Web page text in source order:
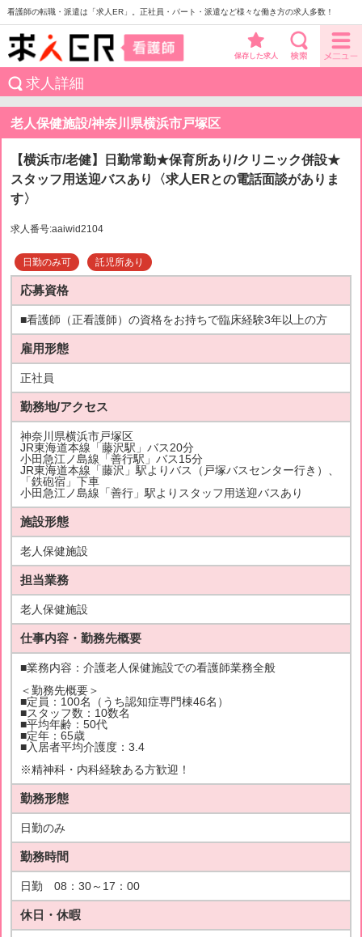
看護師の転職・派遣は「求人ER」。正社員・パート・派遣など様々な働き方の求人多数！
保存した求人
求人詳細
老人保健施設/神奈川県横浜市戸塚区
【横浜市/老健】日勤常勤★保育所あり/クリニック併設★
スタッフ用送迎バスあり〈求人ERとの電話面談がありま
す〉
求人番号:aaiwid2104
日勤のみ可 託児所あり
応募資格
■看護師（正看護師）の資格をお持ちで臨床経験3年以上の方
雇用形態
正社員
勤務地/アクセス
神奈川県横浜市戸塚区
JR東海道本線「藤沢駅」バス20分
小田急江ノ島線「善行駅」バス15分
JR東海道本線「藤沢」駅よりバス（戸塚バスセンター行き）、
「鉄砲宿」下車
小田急江ノ島線「善行」駅よりスタッフ用送迎バスあり
施設形態
老人保健施設
担当業務
老人保健施設
仕事内容・勤務先概要
■業務内容：介護老人保健施設での看護師業務全般
＜勤務先概要＞
■定員：100名（うち認知症専門棟46名）
■スタッフ数：10数名
■平均年齢：50代
■定年：65歳
■入居者平均介護度：3.4
※精神科・内科経験ある方歓迎！
勤務形態
日勤のみ
勤務時間
日勤 08：30～17：00
休日・休暇